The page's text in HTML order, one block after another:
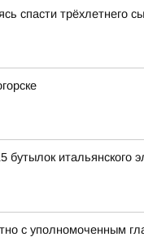
спасти трёхлетнего
с уполномоченным